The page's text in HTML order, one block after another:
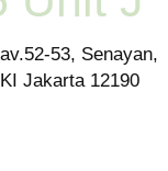
53, Senayan,
Jakarta 12190